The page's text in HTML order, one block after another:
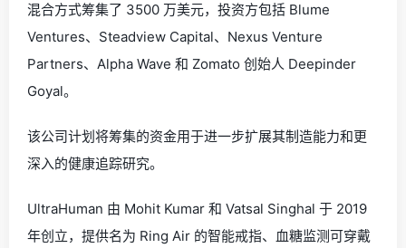
混合方式筹集了 3500 万美元，投资方包括 Blume
Ventures、Steadview Capital、Nexus Venture
Partners、Alpha Wave 和 Zomato 创始人 Deepinder
Goyal。
该公司计划将筹集的资金用于进一步扩展其制造能力和更
深入的健康追踪研究。
UltraHuman 由 Mohit Kumar 和 Vatsal Singhal 于 2019
年创立，提供名为 Ring Air 的智能戒指、血糖监测可穿戴